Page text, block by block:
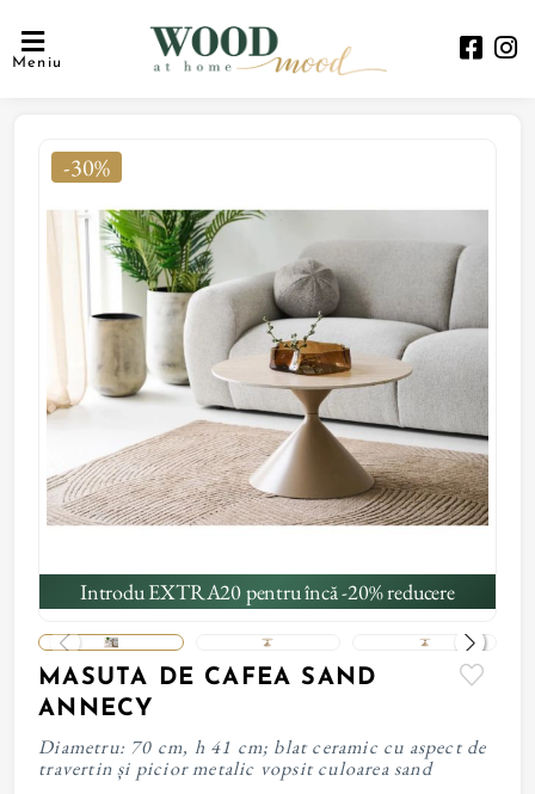
Meniu
-30%
Introdu EXTRA20 pentru încă -20% reducere
MASUTA DE CAFEA SAND
ANNECY
Diametru: 70 cm, h 41 cm; blat ceramic cu aspect de
travertin și picior metalic vopsit culoarea sand